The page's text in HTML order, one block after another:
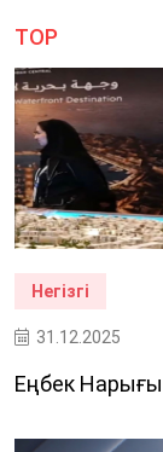
TOP
Негізгі
31.12.2025
Еңбек